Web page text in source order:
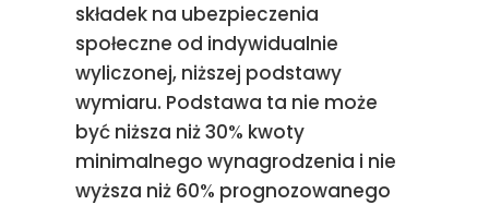
składek na ubezpieczenia
społeczne od indywidualnie
wyliczonej, niższej podstawy
wymiaru. Podstawa ta nie może
być niższa niż 30% kwoty
minimalnego wynagrodzenia i nie
wyższa niż 60% prognozowanego